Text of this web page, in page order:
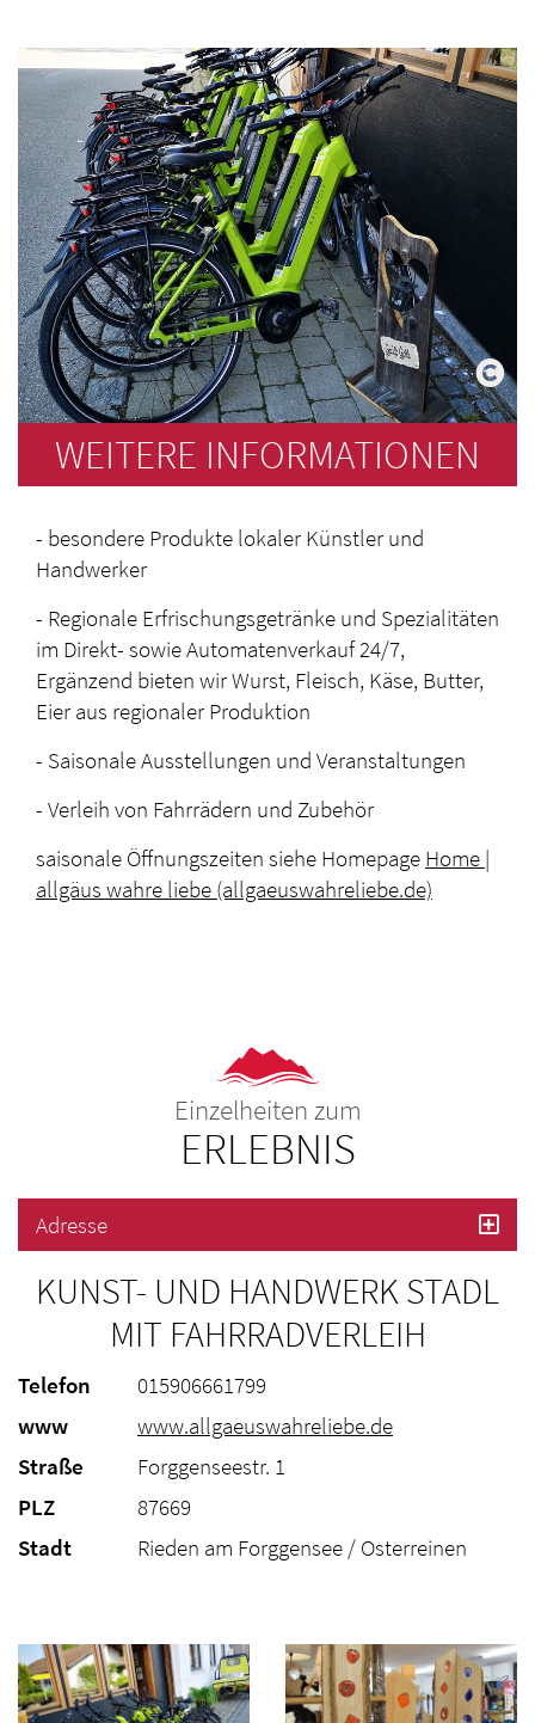
WEITERE INFORMATIONEN
- besondere Produkte lokaler Künstler und
Handwerker
- Regionale Erfrischungsgetränke und Spezialitäten
im Direkt- sowie Automatenverkauf 24/7,
Ergänzend bieten wir Wurst, Fleisch, Käse, Butter,
Eier aus regionaler Produktion
- Saisonale Ausstellungen und Veranstaltungen
- Verleih von Fahrrädern und Zubehör
saisonale Öffnungszeiten siehe Homepage Home |
allgäus wahre liebe (allgaeuswahreliebe.de)
Einzelheiten zum
ERLEBNIS
Adresse
KUNST- UND HANDWERK STADL
MIT FAHRRADVERLEIH
Telefon
015906661799
www
www.allgaeuswahreliebe.de
Straße
Forggenseestr. 1
PLZ
87669
Stadt
Rieden am Forggensee / Osterreinen